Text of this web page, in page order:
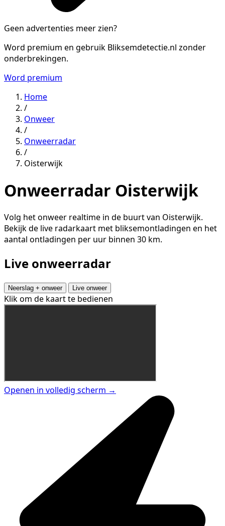
Geen advertenties meer zien?
Word premium en gebruik Bliksemdetectie.nl zonder
onderbrekingen.
Word premium
Home
/
Onweer
/
Onweerradar
/
Oisterwijk
Onweerradar Oisterwijk
Volg het onweer realtime in de buurt van Oisterwijk.
Bekijk de live radarkaart met bliksemontladingen en het
aantal ontladingen per uur binnen 30 km.
Live onweerradar
Neerslag + onweer Live onweer
Klik om de kaart te bedienen
Openen in volledig scherm →